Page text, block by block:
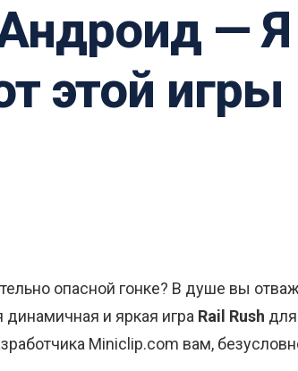
—
этой игры
опасной гонке? В душе вы
динамичная и яркая игра Rail Rush для
Miniclip.com вам,